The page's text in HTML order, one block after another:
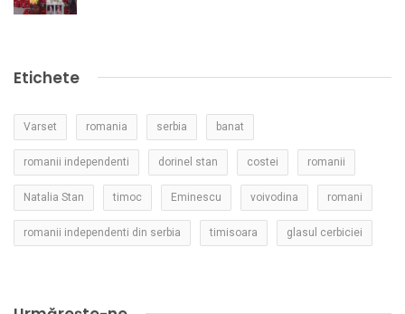
Etichete
Varset romania serbia banat
romanii independenti dorinel stan costei romanii
Natalia Stan timoc Eminescu voivodina romani
romanii independenti din serbia timisoara glasul cerbiciei